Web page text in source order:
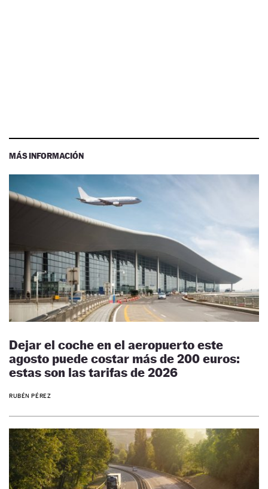
MÁS INFORMACIÓN
Dejar el coche en el aeropuerto este
agosto puede costar más de 200 euros:
estas son las tarifas de 2026
RUBÉN PÉREZ